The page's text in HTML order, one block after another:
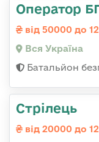
Оператор
від 50000 до
Вся Україна
Батальйон
Стрілець
від 20000 до